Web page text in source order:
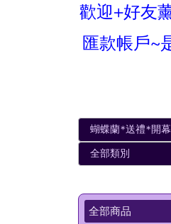
歡迎+好友
匯款帳戶~
全部商品